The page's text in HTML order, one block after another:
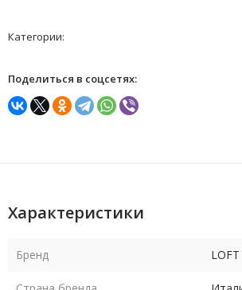
Категории:
Поделиться в соцсетях:
Характеристики
Бренд